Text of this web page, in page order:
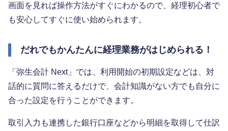
画面を見れば操作方法がすぐにわかるので、経理初心者で
も安心してすぐに使い始められます。
だれでもかんたんに経理業務がはじめられる！
「弥生会計 Next」では、利用開始の初期設定などは、対
話的に質問に答えるだけで、会計知識がない方でも自分に
合った設定を行うことができます。
取引入力も連携した銀行口座などから明細を取得して仕訳